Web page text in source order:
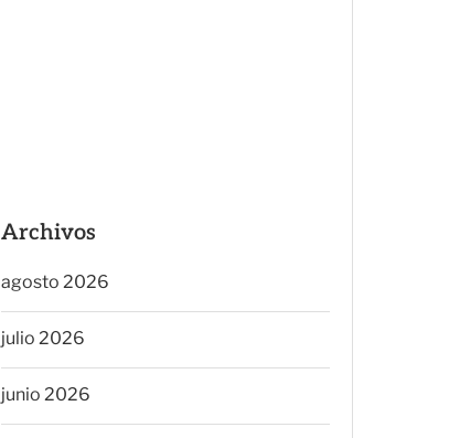
Archivos
agosto 2026
julio 2026
junio 2026